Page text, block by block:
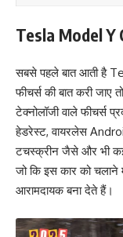
Tesla Model Y
सबसे पहले बात आती है
फीचर्स की बात करी
टेक्नोलॉजी वाले फीचर्स
हेडरेस्ट, वायरलेस
टचस्क्रीन जैसे और भी
जो कि इस कार को
आरामदायक बना देते हैं।